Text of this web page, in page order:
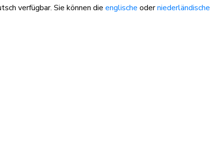
verfügbar. Sie können die englische oderniederländische